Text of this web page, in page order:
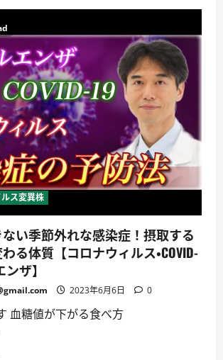
ス変異株
い季節外れな感染症！摂取する
る体質【コロナウィルス・COVID-
ンザ】
2023年6月6日 0
血糖値が下がる食べ方